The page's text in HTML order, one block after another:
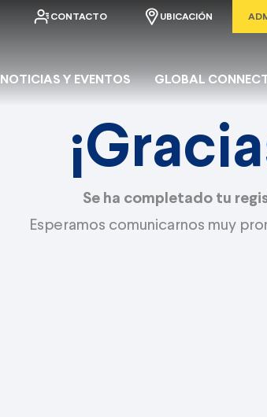
CONTACTO UBICACIÓN
NOTICIAS Y EVENTOS GLOBAL
Se ha completado tu
Esperamos comunicarnos muy